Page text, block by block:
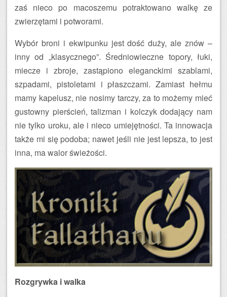
zaś nieco po macoszemu potraktowano walkę ze
zwierzętami i potworami.
Wybór broni i ekwipunku jest dość duży, ale znów –
inny od „klasycznego”. Średniowieczne topory, łuki,
miecze i zbroje, zastąpiono eleganckimi szablami,
szpadami, pistoletami i płaszczami. Zamiast hełmu
mamy kapelusz, nie nosimy tarczy, za to możemy mieć
gustowny pierścień, talizman i kolczyk dodający nam
nie tylko uroku, ale i nieco umiejętności. Ta innowacja
także mi się podoba; nawet jeśli nie jest lepsza, to jest
inna, ma walor świeżości.
Rozgrywka i walka